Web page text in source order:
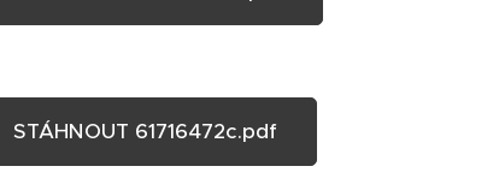
STÁHNOUT 61716472c.pdf